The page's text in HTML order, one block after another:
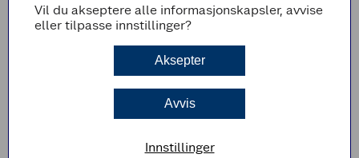
(0)
Grillet indrefilet av svin med grønn salat og
Vil du akseptere alle informasjonskapsler, avvise
eller tilpasse innstillinger?
Aksepter
Avvis
Innstillinger